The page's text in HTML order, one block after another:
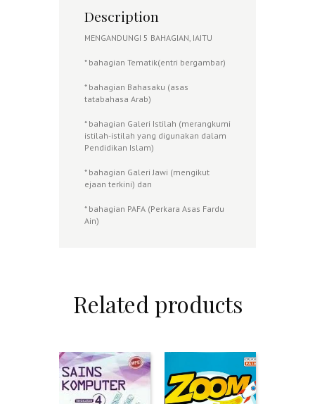
Description
MENGANDUNGI 5 BAHAGIAN, IAITU
* bahagian Tematik(entri bergambar)
* bahagian Bahasaku (asas
tatabahasa Arab)
* bahagian Galeri Istilah (merangkumi
istilah-istilah yang digunakan dalam
Pendidikan Islam)
* bahagian Galeri Jawi (mengikut
ejaan terkini) dan
* bahagian PAFA (Perkara Asas Fardu
Ain)
Related products